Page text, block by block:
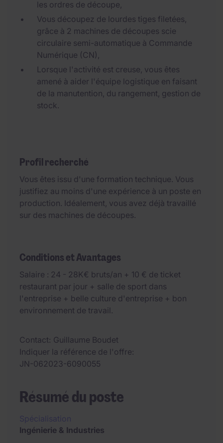
les ordres de découpe,
Vous découpez de lourdes tiges filetées,
grâce à 2 machines de découpes scie
circulaire semi-automatique à Commande
Numérique (CN),
Lorsque l'activité est creuse, vous êtes
amené à aider l'équipe logistique en faisant
de la manutention, du rangement, gestion de
stock.
Profil recherché
Vous êtes issu d'une formation technique. Vous
justifiez au moins d'une expérience à un poste en
production. Idéalement, vous avez déjà travaillé
sur des machines de découpes.
Conditions et Avantages
Salaire : 24 - 28K€ bruts/an + 10 € de ticket
restaurant par jour + salle de sport dans
l'entreprise + belle culture d'entreprise + bon
environnement de travail.
Contact Guillaume Boudet
Indiquer la référence de l'offre
JN-062023-6090055
Résumé du poste
Ingénierie & Industries